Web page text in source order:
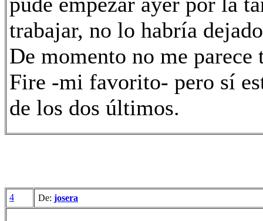
trabajar, no lo habría
De momento no me
Fire -mi favorito- pero sí
de los dos últimos.
4 De: josera